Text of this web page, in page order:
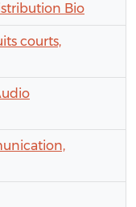
Bio
courts,